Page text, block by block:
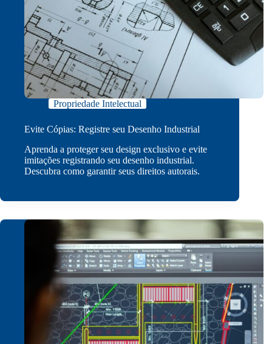
Propriedade Intelectual
Evite Cópias: Registre seu Desenho Industrial
Aprenda a proteger seu design exclusivo e evite
imitações registrando seu desenho industrial.
Descubra como garantir seus direitos autorais.